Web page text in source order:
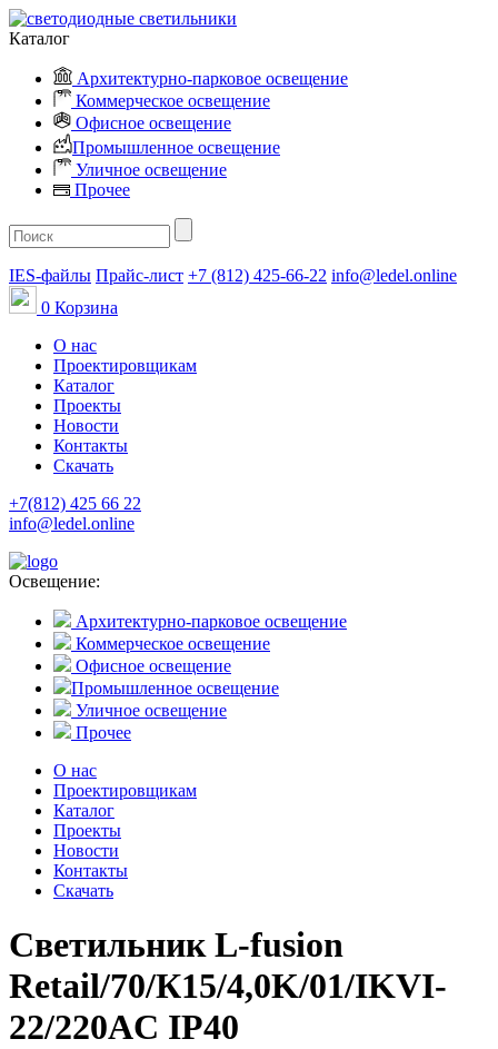
Каталог
Архитектурно-парковое освещение
Коммерческое освещение
Офисное освещение
Промышленное освещение
Уличное освещение
Прочее
IES-файлы Прайс-лист +7 (812) 425-66-22 info@ledel.online
0 Корзина
О нас
Проектировщикам
Каталог
Проекты
Новости
Контакты
Скачать
+7(812) 425 66 22
info@ledel.online
Освещение:
Архитектурно-парковое освещение
Коммерческое освещение
Офисное освещение
Промышленное освещение
Уличное освещение
Прочее
О нас
Проектировщикам
Каталог
Проекты
Новости
Контакты
Скачать
Светильник L-fusion
Retail/70/К15/4,0K/01/IKVI-
22/220AC IP40